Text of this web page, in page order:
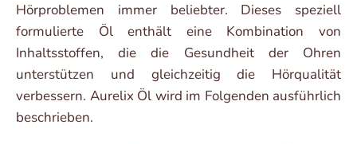
Hörproblemen immer beliebter. Dieses speziell
formulierte Öl enthält eine Kombination von
Inhaltsstoffen, die die Gesundheit der Ohren
unterstützen und gleichzeitig die Hörqualität
verbessern. Aurelix Öl wird im Folgenden ausführlich
beschrieben.